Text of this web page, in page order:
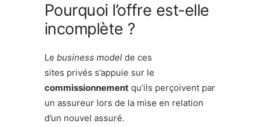
Pourquoi l’offre est-elle
incomplète ?
Le business model de ces
sites privés s’appuie sur le
commissionnement qu’ils perçoivent par
un assureur lors de la mise en relation
d’un nouvel assuré.